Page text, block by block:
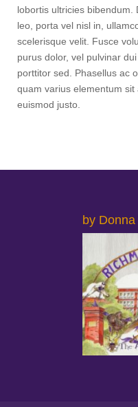
lobortis ultricies bibendum.
leo, porta vel nisl in,
scelerisque velit. Fusce
purus dolor, vel pulvinar dui
porttitor sed. Phasellus ac
quam varius elementum sit
euismod justo.
by Donna